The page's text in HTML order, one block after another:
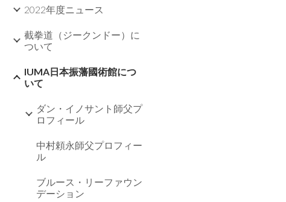
2022年度ニュース
截拳道（ジークンドー）に
ついて
IUMA日本振藩國術館につ
いて
ダン・イノサント師父プ
ロフィール
中村頼永師父プロフィー
ル
ブルース・リーファウン
デーション